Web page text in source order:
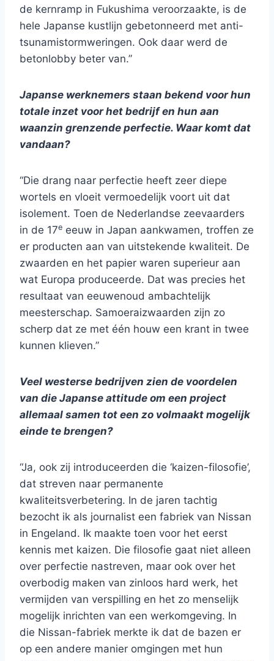
de kernramp in Fukushima veroorzaakte, is de
hele Japanse kustlijn gebetonneerd met anti-
tsunamistormweringen. Ook daar werd de
betonlobby beter van.”
Japanse werknemers staan bekend voor hun
totale inzet voor het bedrijf en hun aan
waanzin grenzende perfectie. Waar komt dat
vandaan?
“Die drang naar perfectie heeft zeer diepe
wortels en vloeit vermoedelijk voort uit dat
isolement. Toen de Nederlandse zeevaarders
in de 17e eeuw in Japan aankwamen, troffen ze
er producten aan van uitstekende kwaliteit. De
zwaarden en het papier waren superieur aan
wat Europa produceerde. Dat was precies het
resultaat van eeuwenoud ambachtelijk
meesterschap. Samoeraizwaarden zijn zo
scherp dat ze met één houw een krant in twee
kunnen klieven.”
Veel westerse bedrijven zien de voordelen
van die Japanse attitude om een project
allemaal samen tot een zo volmaakt mogelijk
einde te brengen?
“Ja, ook zij introduceerden die ‘kaizen-filosofie’,
dat streven naar permanente
kwaliteitsverbetering. In de jaren tachtig
bezocht ik als journalist een fabriek van Nissan
in Engeland. Ik maakte toen voor het eerst
kennis met kaizen. Die filosofie gaat niet alleen
over perfectie nastreven, maar ook over het
overbodig maken van zinloos hard werk, het
vermijden van verspilling en het zo menselijk
mogelijk inrichten van een werkomgeving. In
die Nissan-fabriek merkte ik dat de bazen er
op een andere manier omgingen met hun